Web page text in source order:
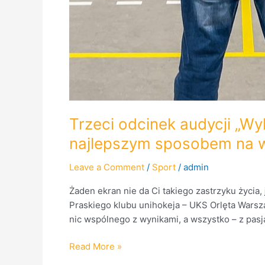
Trzeci odcinek audycji
najlepszym sposobem na
Leave a Comment / Sport / admin
Żaden ekran nie da Ci takiego zastrzyku
Praskiego klubu unihokeja – UKS Orlęta
nic wspólnego z wynikami, a wszystko – z
Read More »